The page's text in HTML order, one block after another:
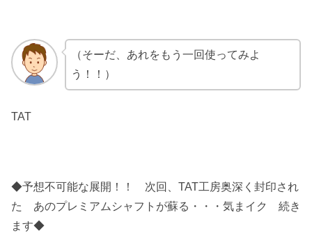
（そーだ、あれをもう一回使ってみよ
う！！）
TAT
◆予想不可能な展開！！ 次回、TAT工房奥深く封印され
た あのプレミアムシャフトが蘇る・・・気まイク 続き
ます◆